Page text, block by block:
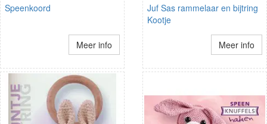
Speenkoord
Meer info
Juf Sas rammelaar en bijtring
Kootje
Meer info